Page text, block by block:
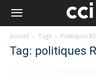
Accueil Tags Politiques
Tag: politiques